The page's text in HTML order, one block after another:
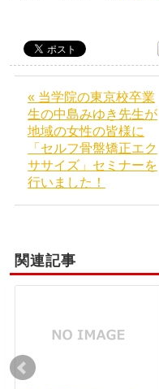
« 当学院の東京校卒業
生の中島みゆき先生が
地域の女性の皆様に
「セルフ骨盤矯正エク
ササイズ」セミナーを
行いました！
関連記事